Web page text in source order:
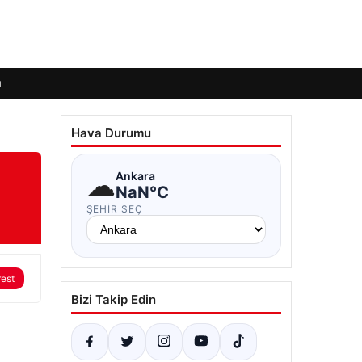
Hava Durumu
☁Ankara
NaN°C
ŞEHIR SEÇ
Bizi Takip Edin